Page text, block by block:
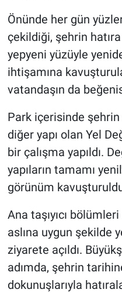
Önünde her gün
çekildiği, şehrin
yepyeni yüzüyle
ihtişamına
vatandaşın da
Park içerisinde
diğer yapı olan Yel
bir çalışma yapıldı.
yapıların tamamı
görünüm
Ana taşıyıcı
aslına uygun şekilde
ziyarete açıldı.
adımda, şehrin
dokunuşlarıyla